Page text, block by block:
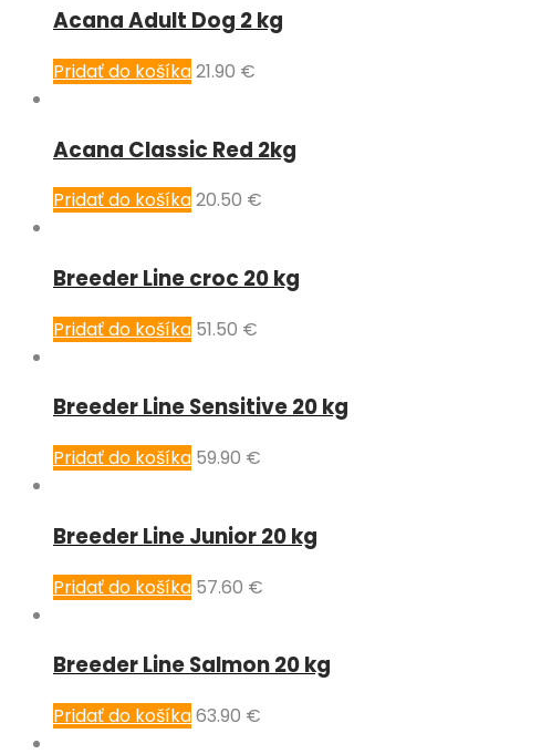
Acana Adult Dog 2 kg
Pridať do košíka21.90 €
Acana Classic Red 2kg
Pridať do košíka20.50 €
Breeder Line croc 20 kg
Pridať do košíka 51.50 €
Breeder Line Sensitive 20 kg
Pridať do košíka 59.90 €
Breeder Line Junior 20 kg
Pridať do košíka 57.60 €
Breeder Line Salmon 20 kg
Pridať do košíka63.90 €